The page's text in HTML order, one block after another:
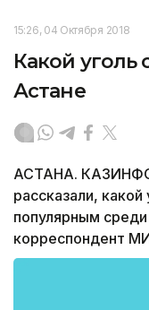
15:26, 04 Октября 2018
Какой
Астане
АСТАНА.
рассказали,
популярным
корреспондент